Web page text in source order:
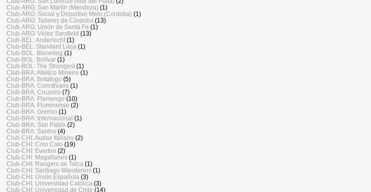
Club-ARG: San Martín (Mendoza) (1)
Club-ARG: Social y Deportivo Melo (Córdoba) (1)
Club-ARG: Talleres de Córdoba (13)
Club-ARG: Unión de Santa Fe (1)
Club-ARG: Vélez Sarsfield (13)
Club-BÉL: Anderlecht (1)
Club-BÉL: Standard Lieja (1)
Club-BOL: Blooming (1)
Club-BOL: Bolívar (1)
Club-BOL: The Strongest (1)
Club-BRA: Atlético Mineiro (1)
Club-BRA: Botafogo (5)
Club-BRA: Corinthians (1)
Club-BRA: Cruzeiro (7)
Club-BRA: Flamengo (10)
Club-BRA: Fluminense (2)
Club-BRA: Gremio (1)
Club-BRA: Internacional (1)
Club-BRA: San Pablo (2)
Club-BRA: Santos (4)
Club-CHI: Audax Italiano (2)
Club-CHI: Colo Colo (19)
Club-CHI: Everton (2)
Club-CHI: Magallanes (1)
Club-CHI: Rangers de Talca (1)
Club-CHI: Santiago Wanderers (1)
Club-CHI: Unión Española (3)
Club-CHI: Universidad Católica (3)
Club-CHI: Universidad de Chile (14)